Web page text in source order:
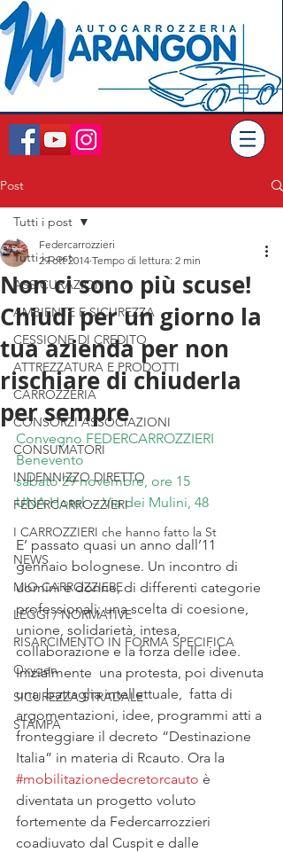
Post
Tutti i post
ASSICURAZIONI
AMBIENTE E SICUREZZA
CESSIONE DI CREDITO
ATTREZZATURA E PRODOTTI
CARROZZERIA
CONSORZI ASSOCIAZIONI
CONSUMATORI
INDENNIZZO DIRETTO
FEDERCARROZZIERI
I CARROZZIERI che hanno fatto la St
NEWS
MIO CARROZZIERE
LEGGI / NORMATIVE
RISARCIMENTO IN FORMA SPECIFICA
Oxygen
SICUREZZA STRADALE
STAMPA
Tutti i post
Non ci sono più scuse!
Chiudi per un giorno la
tua azienda per non
rischiare di chiuderla
per sempre
Federcarrozzieri
29 ott 2014 Tempo di lettura: 2 min
Convegno FEDERCARROZZIERI
Benevento
sabato 29 novembre, ore 15
UNA Hotel  – Via dei Mulini, 48
E’ passato quasi un anno dall’11
gennaio bolognese. Un incontro di
uomini e donne, di differenti categorie
professionali; una scelta di coesione,
unione, solidarietà, intesa,
collaborazione e la forza delle idee.
Inizialmente  una protesta, poi divenuta
una  battaglia intellettuale,  fatta di
argomentazioni, idee, programmi atti a
fronteggiare il decreto “Destinazione
Italia” in materia di Rcauto. Ora la
#mobilitazionedecretorcauto è
diventata un progetto voluto
fortemente da Federcarrozzieri
coadiuvato dal Cuspit e dalle